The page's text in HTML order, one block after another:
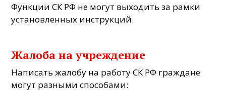
Функции СК РФ не могут выходить за рамки
установленных инструкций.
Жалоба на учреждение
Написать жалобу на работу СК РФ граждане
могут разными способами: